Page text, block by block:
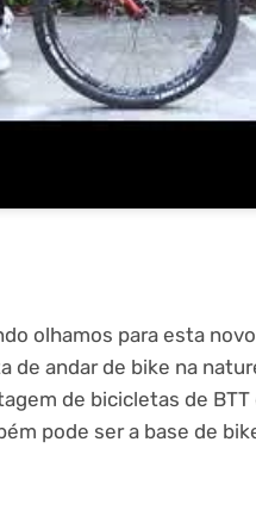
olhamos para esta
de andar de bike na
de bicicletas de
pode ser a base de